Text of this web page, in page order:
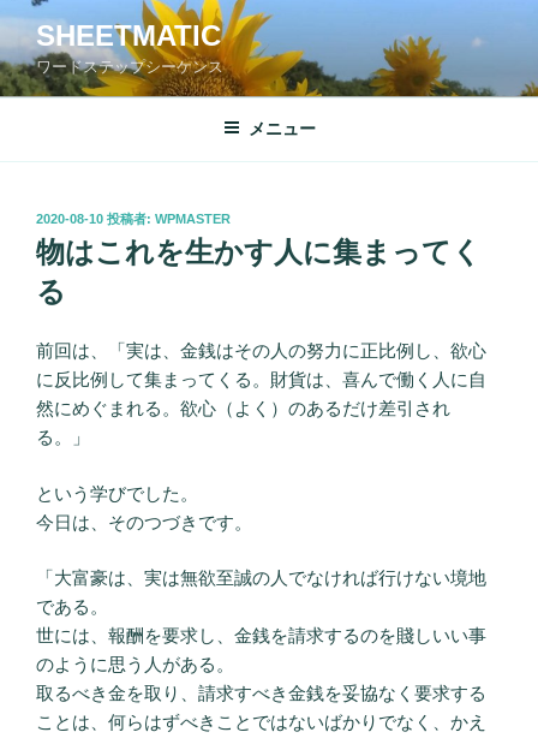
テ
ン
へ
SHEETMATIC
ワードステップシーケンス
メニュー
投
稿
日:
2020-08-10 投稿者: WPMASTER
物はこれを生かす人に集まってく
る
前回は、「実は、金銭はその人の努力に正比例し、欲心
に反比例して集まってくる。財貨は、喜んで働く人に自
然にめぐまれる。欲心（よく）のあるだけ差引され
る。」
という学びでした。
今日は、そのつづきです。
「大富豪は、実は無欲至誠の人でなければ行けない境地
である。
世には、報酬を要求し、金銭を請求するのを賤しいい事
のように思う人がある。
取るべき金を取り、請求すべき金銭を妥協なく要求する
ことは、何らはずべきことではないばかりでなく、かえ